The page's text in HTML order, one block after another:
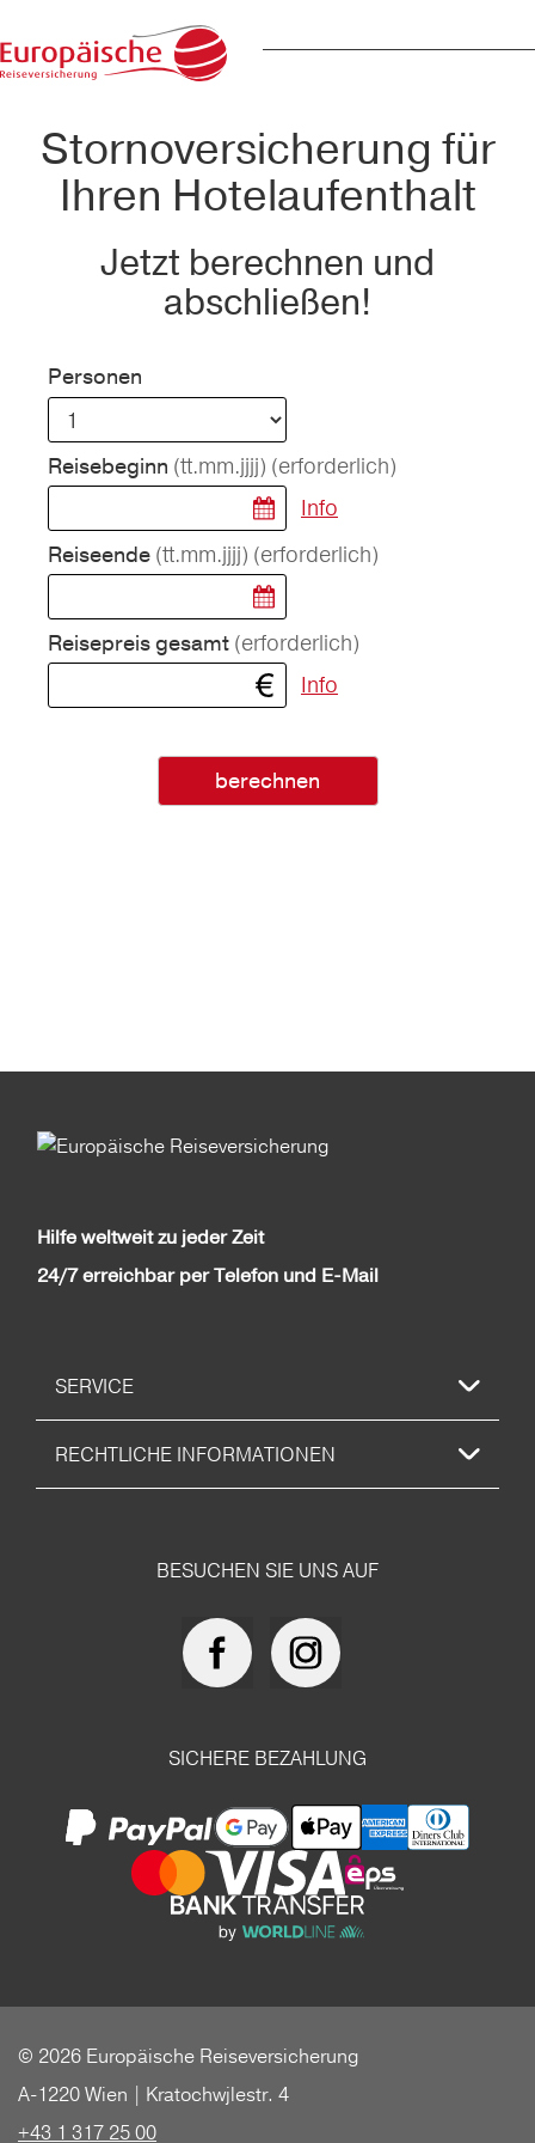
Stornoversicherung für
Ihren Hotelaufenthalt
Jetzt berechnen und
abschließen!
Personen
Reisebeginn (tt.mm.jjjj) (erforderlich)
Info
Reiseende (tt.mm.jjjj) (erforderlich)
Reisepreis gesamt (erforderlich)
Info
berechnen
Hilfe weltweit zu jeder Zeit
24/7 erreichbar per Telefon und E-Mail
SERVICE
RECHTLICHE INFORMATIONEN
BESUCHEN SIE UNS AUF
SICHERE BEZAHLUNG
© 2026 Europäische Reiseversicherung
A-1220 Wien | Kratochwjlestr. 4
+43 1 317 25 00